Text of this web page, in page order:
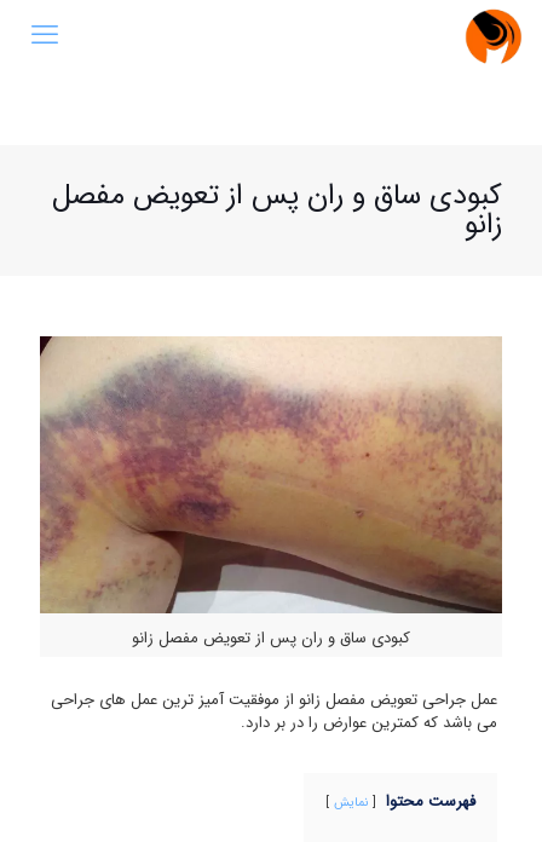
کبودی ساق و ران پس از تعویض مفصل
زانو
کبودی ساق و ران پس از تعویض مفصل زانو
عمل جراحی تعویض مفصل زانو از موفقیت آمیز ترین عمل های جراحی
می باشد که کمترین عوارض را در بر دارد.
فهرست محتوا نمایش